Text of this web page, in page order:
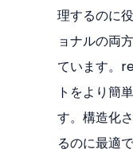
理するのに
ョナルの両
ています。
トをより簡
す。構造化
るのに最適で